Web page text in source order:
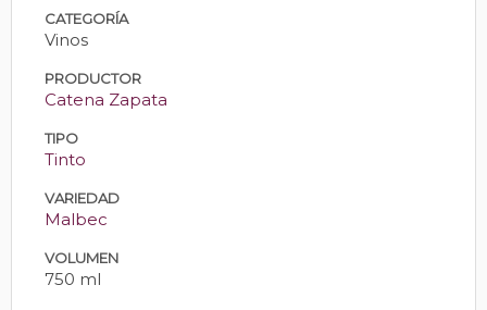
CATEGORÍA
Vinos
PRODUCTOR
Catena Zapata
TIPO
Tinto
VARIEDAD
Malbec
VOLUMEN
750 ml